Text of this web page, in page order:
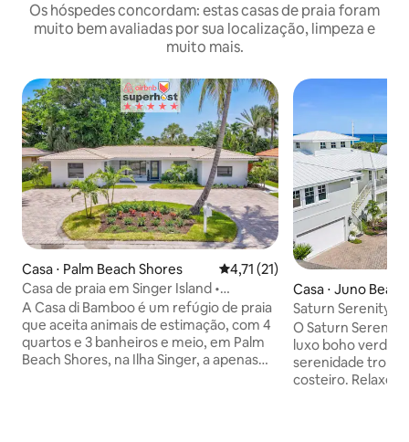
Os hóspedes concordam: estas casas de praia foram
muito bem avaliadas por sua localização, limpeza e
muito mais.
Casa ⋅ Palm Beach Shores 4,71 de uma avaliação média
4,71 (21)
Casa de praia em Singer Island •
Caminhe até o oceano • Animais de
estimação permitidos
A Casa di Bamboo é um refúgio de praia
que aceita animais de estimação, com 4
quartos e 3 banheiros e meio, em Palm
Beach Shores, na Ilha Singer, a apenas
Casa ⋅ Juno Beach
Saturn
Juno Beach
O Saturn
luxo boho verde-
serenidade
costeiro. Relaxe